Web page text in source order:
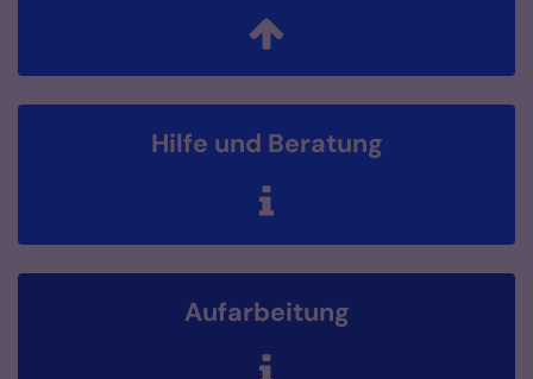
Hilfe und Beratung
Aufarbeitung